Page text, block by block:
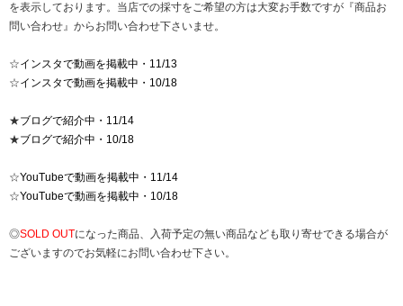
を表示しております。当店での採寸をご希望の方は大変お手数ですが『商品お
問い合わせ』からお問い合わせ下さいませ。
☆インスタで動画を掲載中・11/13
☆インスタで動画を掲載中・10/18
★ブログで紹介中・11/14
★ブログで紹介中・10/18
☆YouTubeで動画を掲載中・11/14
☆YouTubeで動画を掲載中・10/18
◎SOLD OUTになった商品、入荷予定の無い商品なども取り寄せできる場合が
ございますのでお気軽にお問い合わせ下さい。